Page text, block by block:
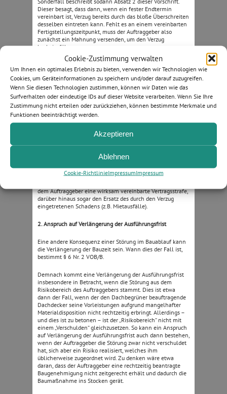
Cookie-Zustimmung verwalten
Um Ihnen ein optimales Erlebnis zu bieten, verwenden wir Technologien wie
Cookies, um Geräteinformationen zu speichern und/oder darauf zuzugreifen.
Wenn Sie diesen Technologien zustimmen, können wir Daten wie das
Surfverhalten oder eindeutige IDs auf dieser Website verarbeiten. Wenn Sie Ihre
Zustimmung nicht erteilen oder zurückziehen, können bestimmte Merkmale und
Funktionen beeinträchtigt werden.
Akzeptieren
Ablehnen
Cookie-RichtlinieImpressumImpressum
Dieser besagt, dass dann, wenn ein fester Endtermin
vereinbart ist, Verzug bereits durch das bloße Überschreiten
desselben eintreten kann. Fehlt es an einem vereinbarten
Fertigstellungszeitpunkt, muss der Auftraggeber also
zunächst ein Mahnung versenden, um den Verzug
herbeizuführen.
Nun wäre es aber höchst ungerecht, wenn jede
Überschreitung der Endfrist zu einem Verzug des
Auftragnehmers führen würde. Daher bestimmt § 286 Abs.
4 BGB, dass der Auftragnehmer dann nicht in Verzug
geraten kann, wenn er den Fälligkeitszeitpunkt
unverschuldet überschreitet. Mit anderen Worten: Nur
dann, wenn der Auftragnehmer eine Verzögerung selbst
verschuldet hat, kann er überhaupt in Verzug geraten.
Ein solcher Fall liegt beispielsweise vor, wenn der
bestellt oder aber die Baustelle wegen einer Fehlplanung
dem Auftraggeber eine wirksam vereinbarte Vertragsstrafe,
darüber hinaus sogar den Ersatz des durch den Verzug
eingetretenen Schadens (z.B. Mietausfälle).
2. Anspruch auf Verlängerung der Ausführungsfrist
Eine andere Konsequenz einer Störung im Bauablauf kann
die Verlängerung der Bauzeit sein. Wann dies der Fall ist,
bestimmt § 6 Nr. 2 VOB/B.
Demnach kommt eine Verlängerung der Ausführungsfrist
insbesondere in Betracht, wenn die Störung aus dem
Risikobereich des Auftraggebers stammt. Dies ist etwa
dann der Fall, wenn der den Dachbegrüner beauftragende
Dachdecker seine Vorleistungen aufgrund mangelhafter
Materialdisposition nicht rechtzeitig erbringt. Allerdings –
und dies ist zu betonen – ist der „Risikobereich“ nicht mit
einem „Verschulden“ gleichzusetzen. So kann ein Anspruch
auf Verlängerung der Ausführungsfrist auch dann bestehen,
wenn der Auftraggeber die Störung zwar nicht verschuldet
hat, sich aber ein Risiko realisiert, welches ihm
üblicherweise zugeordnet wird. Zu denken wäre etwa
daran, dass der Auftraggeber eine rechtzeitig beantragte
Baugenehmigung nicht zeitgerecht erhält und dadurch die
Baumaßnahme ins Stocken gerät.